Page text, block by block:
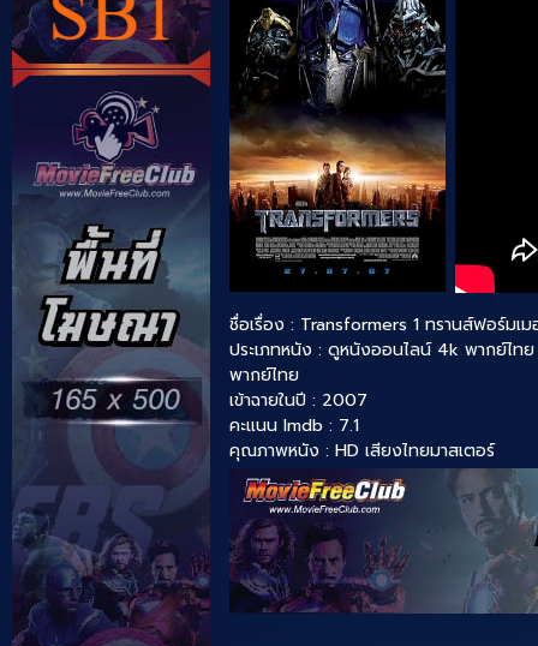
ชื่อเรื่อง : Transformers 1 ทรานส์ฟอร์ม
ประเภทหนัง : ดูหนังออนไลน์ 4k พากย์ไทย
พากย์ไทย
เข้าฉายในปี : 2007
คะแนน Imdb : 7.1
คุณภาพหนัง : HD เสียงไทยมาสเตอร์